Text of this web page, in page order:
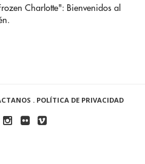
Charlotte": Bienvenidos al
. POLÍTICA DE PRIVACIDAD